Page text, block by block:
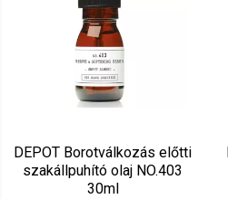
DEPOT Borotválkozás előtti
szakállpuhító olaj NO.403
30ml